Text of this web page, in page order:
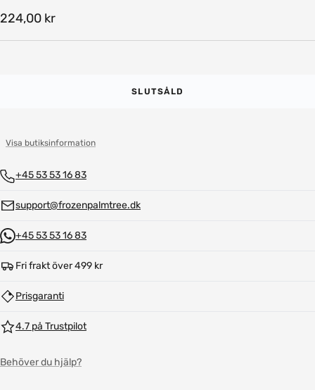
Rea-
pris
224,00 kr
SLUTSÅLD
Visa butiksinformation
+45 53 53 16 83
support@frozenpalmtree.dk
+45 53 53 16 83
Fri frakt över 499 kr
Prisgaranti
4.7 på Trustpilot
Behöver du hjälp?